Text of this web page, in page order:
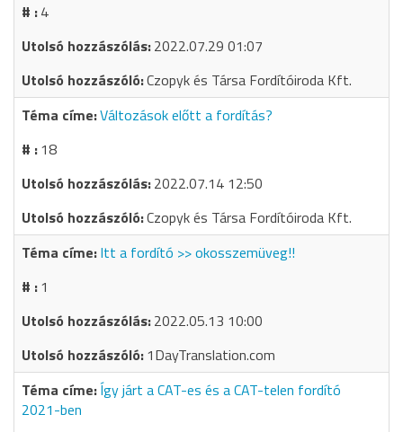
4
2022.07.29 01:07
Czopyk és Társa Fordítóiroda Kft.
Változások előtt a fordítás?
18
2022.07.14 12:50
Czopyk és Társa Fordítóiroda Kft.
Itt a fordító >> okosszemüveg!!
1
2022.05.13 10:00
1DayTranslation.com
Így járt a CAT-es és a CAT-telen fordító
2021-ben